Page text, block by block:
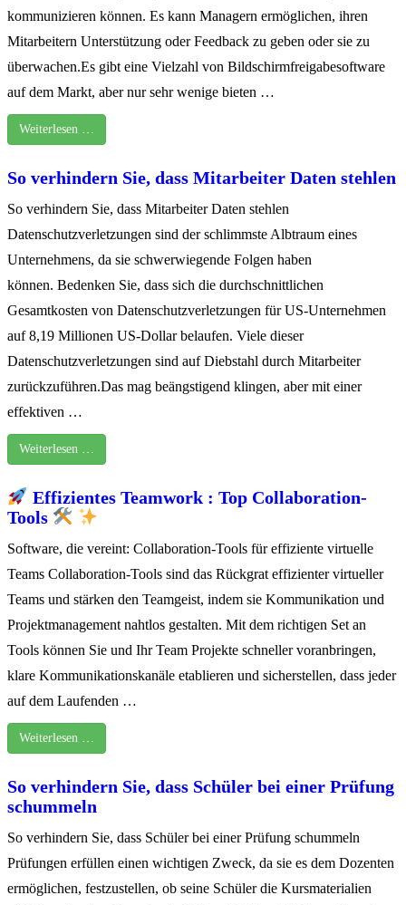
kommunizieren können. Es kann Managern ermöglichen, ihren
Mitarbeitern Unterstützung oder Feedback zu geben oder sie zu
überwachen.Es gibt eine Vielzahl von Bildschirmfreigabesoftware
auf dem Markt, aber nur sehr wenige bieten …
Weiterlesen …
So verhindern Sie, dass Mitarbeiter Daten stehlen
So verhindern Sie, dass Mitarbeiter Daten stehlen
Datenschutzverletzungen sind der schlimmste Albtraum eines
Unternehmens, da sie schwerwiegende Folgen haben
können. Bedenken Sie, dass sich die durchschnittlichen
Gesamtkosten von Datenschutzverletzungen für US-Unternehmen
auf 8,19 Millionen US-Dollar belaufen. Viele dieser
Datenschutzverletzungen sind auf Diebstahl durch Mitarbeiter
zurückzuführen.Das mag beängstigend klingen, aber mit einer
effektiven …
Weiterlesen …
Effizientes Teamwork : Top Collaboration-
Tools
Software, die vereint: Collaboration-Tools für effiziente virtuelle
Teams Collaboration-Tools sind das Rückgrat effizienter virtueller
Teams und stärken den Teamgeist, indem sie Kommunikation und
Projektmanagement nahtlos gestalten. Mit dem richtigen Set an
Tools können Sie und Ihr Team Projekte schneller voranbringen,
klare Kommunikationskanäle etablieren und sicherstellen, dass jeder
auf dem Laufenden …
Weiterlesen …
So verhindern Sie, dass Schüler bei einer Prüfung
schummeln
So verhindern Sie, dass Schüler bei einer Prüfung schummeln
Prüfungen erfüllen einen wichtigen Zweck, da sie es dem Dozenten
ermöglichen, festzustellen, ob seine Schüler die Kursmaterialien